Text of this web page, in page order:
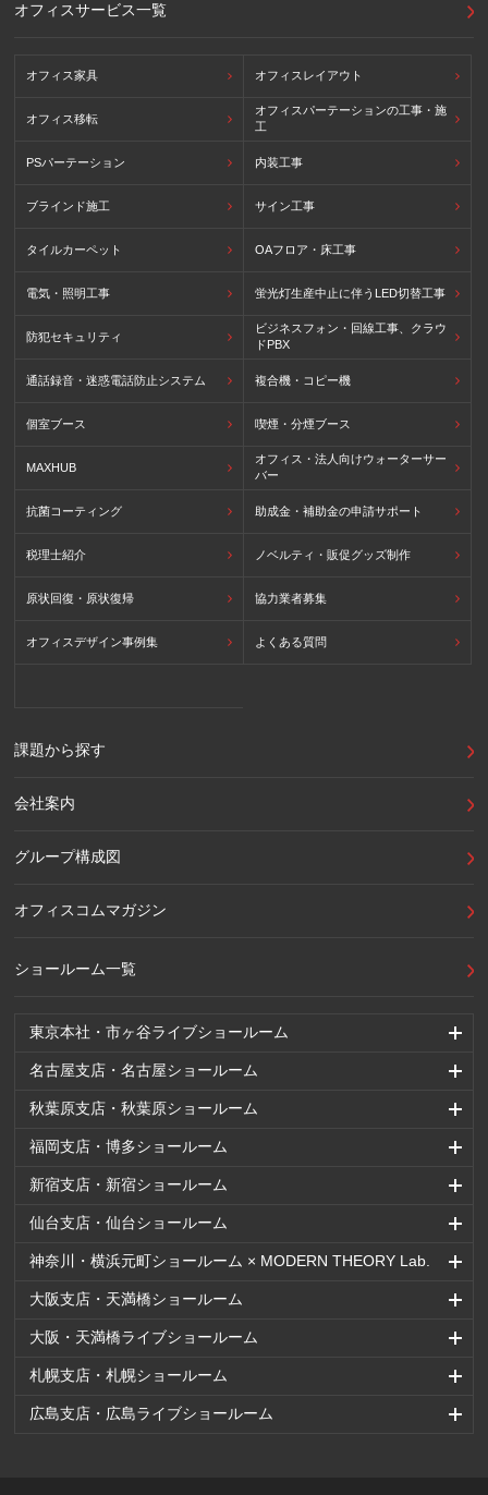
東京本社・市ヶ谷ライブショールーム
名古屋支店・名古屋ショールーム
秋葉原支店・秋葉原ショールーム
福岡支店・博多ショールーム
新宿支店・新宿ショールーム
仙台支店・仙台ショールーム
神奈川・横浜元町ショールーム × MODERN THEORY Lab.
大阪支店・天満橋ショールーム
大阪・天満橋ライブショールーム
札幌支店・札幌ショールーム
広島支店・広島ライブショールーム
オフィスサービス一覧
オフィス家具 オフィスレイアウト
オフィス移転
オフィスパーテーションの工事・施
工
PSパーテーション 内装工事
ブラインド施工 サイン工事
タイルカーペット OAフロア・床工事
電気・照明工事 蛍光灯生産中止に伴うLED切替工事
防犯セキュリティ
ビジネスフォン・回線工事、クラウ
ドPBX
通話録音・迷惑電話防止システム 複合機・コピー機
個室ブース 喫煙・分煙ブース
MAXHUB
オフィス・法人向けウォーターサー
バー
抗菌コーティング 助成金・補助金の申請サポート
税理士紹介 ノベルティ・販促グッズ制作
原状回復・原状復帰 協力業者募集
オフィスデザイン事例集 よくある質問
課題から探す
会社案内
グループ構成図
オフィスコムマガジン
ショールーム一覧